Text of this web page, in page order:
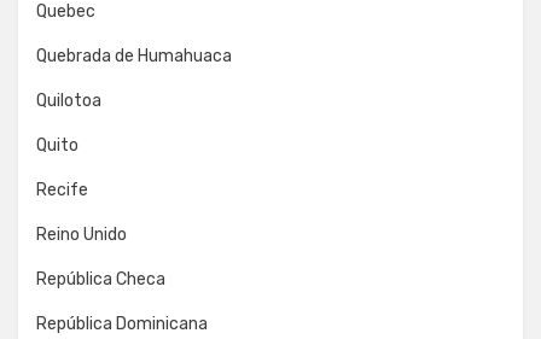
Quebec
Quebrada de Humahuaca
Quilotoa
Quito
Recife
Reino Unido
República Checa
República Dominicana